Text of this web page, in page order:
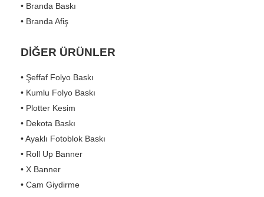
• Branda Baskı
• Branda Afiş
DİĞER ÜRÜNLER
• Şeffaf Folyo Baskı
• Kumlu Folyo Baskı
• Plotter Kesim
• Dekota Baskı
• Ayaklı Fotoblok Baskı
• Roll Up Banner
• X Banner
• Cam Giydirme